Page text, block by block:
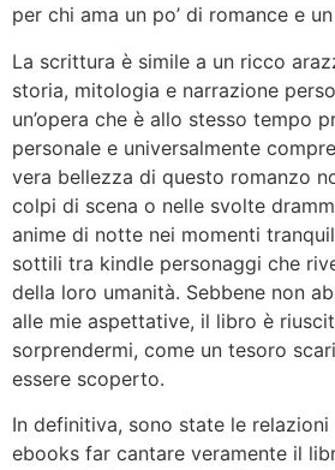
per chi ama un po’ di romance e
La scrittura è simile a un ricco
storia, mitologia e narrazione
un’opera che è allo stesso tempo
personale e universalmente
vera bellezza di questo romanzo
colpi di scena o nelle svolte
anime di notte nei momenti
sottili tra kindle personaggi che
della loro umanità. Sebbene non
alle mie aspettative, il libro è
sorprendermi, come un tesoro
essere scoperto.
In definitiva, sono state le
ebooks far cantare veramente il